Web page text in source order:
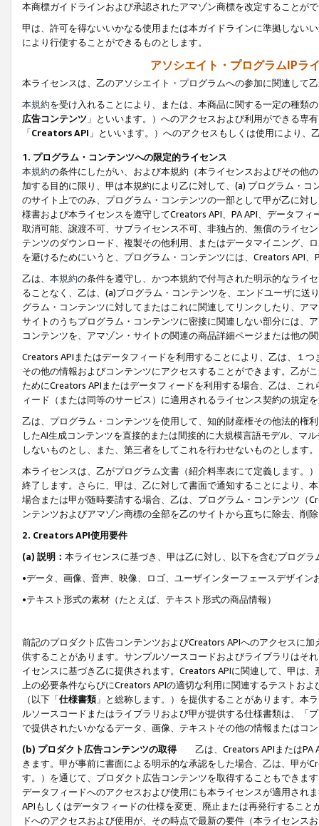
本商標ガイドラインおよび承認されたアマゾン商標を改定することが
甲は、許可を得ないいかなる使用または本ガイドラインに準拠しない
により行使することができるものとします。
アソシエイト・プログラムIPラ
本ライセンスは、乙のアソシエイト・プログラムへの参加に関連して
本規約を受け入れることにより、または、本商品に関する一定の種類
広告コンテンツ 」といいます。）へのアクセスおよび利用ができる専
「Creators API 」といいます。）へのアクセスもしくは使用により
1. プログラム・コンテンツへの限定的ライセンス
本規約の条件にしたがい、および本規約（本ライセンスおよびその他
加する目的に限り、甲は本規約により乙に対して、(a) プログラム・
のサイト上でのみ、プログラム・コンテンツの一部として甲が乙に対
様書および本ライセンスを遵守してCreators API、PA API、データフ
取消可能、譲渡不可、サブライセンス不可、非独占的、無償のライセ
テンツのダウンロード、複製その他利用、またはデータマイニング、
を避けるためにいうと、プログラム・コンテンツには、Creators API
乙は、 本規約の条件を遵守し、かつ本規約で付与された明示的なライ
ることなく、乙は、(a)プログラム・コンテンツを、エンドユーザに
グラム・コンテンツに対してまたはこれに関連してリンクしたり、ア
サイトのうちプログラム・コンテンツに密接に関連しない部分には、
コンテンツを、アマゾン・サイトの関連の商品詳細ページまたは他の
Creators APIまたはデータフィードを利用することにより、乙は、１
その他の情報およびコンテンツにアクセスすることができます。乙が
ためにCreators APIまたはデータフィードを利用する場合、乙は、こ
ィード（または同等のサービス）に適用されるライセンス契約の規定
乙は、プログラム・コンテンツを使用して、知的財産権その他法的権
したAI生成コンテンツを直接的または間接的に大規模言語モデル、マ
しないものとし、また、第三者をしてこれを行わせないものとします。
本ライセンスは、乙がプログラム文書（紹介料率表にて定義します。
終了します。さらに、甲は、乙に対して書面で通知することにより、
場合または甲が随時要請する場合、乙は、プログラム・コンテンツ（
ンテンツおよびアマゾン商標の全部を乙のサイトから直ちに除去、削
2. Creators API使用要件
(a) 説明： 本ライセンスに基づき、甲は乙に対し、以下を含むプログ
•データ、画像、音声、映像、ロゴ、ユーザインターフェースデザイ
•テキスト形式の素材（たとえば、テキスト形式の商品情報）
前記のプロダクト広告コンテンツおよびCreators APIへのアクセスに
供することがあります。サンプルソースコードおよびライブラリはそ
イセンスに基づき乙に提供されます。Creators APIに関連して、甲は
上の必要条件ならびにCreators APIの適切な利用に関連するテストお
（以下「仕様書類」と総称します。）を提供することがあります。本
ルソースコードまたはライブラリおよび甲が提供する仕様書類は、「
で提供されたいかなるデータ、画像、テキストその他の情報またはコ
(b) プロダクト広告コンテンツの取得
乙は、Creators APIまたはPA
きます。甲が事前に書面による明示的な承認をした場合、乙は、甲が
す。）を通じて、プロダクト広告コンテンツを取得することもできま
データフィードへのアクセスおよび使用にも本ライセンスが適用され
APIもしくはデータフィードの仕様を変更、廃止または再発行するこ
ドへのアクセスおよび使用が、その時点で最新の要件（本ライセン